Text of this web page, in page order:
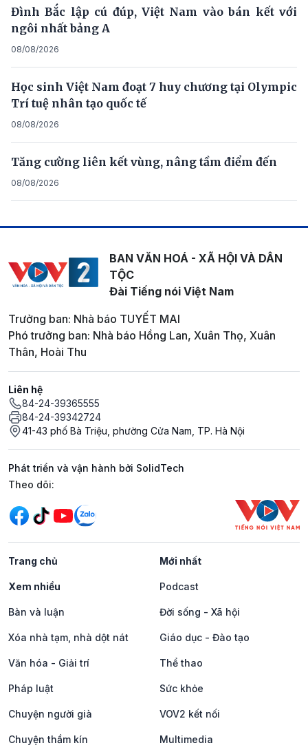
Đình Bắc lập cú đúp, Việt Nam vào bán kết với
ngôi nhất bảng A
08/08/2026
Học sinh Việt Nam đoạt 7 huy chương tại Olympic
Trí tuệ nhân tạo quốc tế
08/08/2026
Tăng cường liên kết vùng, nâng tầm điểm đến
08/08/2026
BAN VĂN HOÁ - XÃ HỘI VÀ DÂN
TỘC
Đài Tiếng nói Việt Nam
Trưởng ban: Nhà báo TUYẾT MAI
Phó trưởng ban: Nhà báo Hồng Lan, Xuân Thọ, Xuân
Thân, Hoài Thu
Liên hệ
84-24-39365555
84-24-39342724
41-43 phố Bà Triệu, phường Cửa Nam, TP. Hà Nội
Phát triển và vận hành bởi SolidTech
Mạng xã hội
Theo dõi:
Trang chủ Mới nhất
Xem nhiều Podcast
Bàn và luận Đời sống - Xã hội
Xóa nhà tạm, nhà dột nát Giáo dục - Đào tạo
Văn hóa - Giải trí Thể thao
Pháp luật Sức khỏe
Chuyện người già VOV2 kết nối
Chuyện thầm kín Multimedia